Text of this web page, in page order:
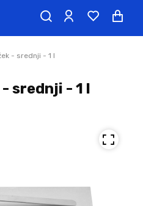
- srednji - 1 l
srednji - 1 l